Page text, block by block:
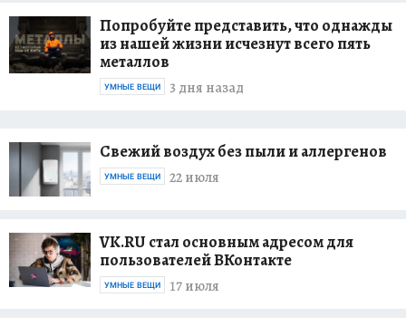
Попробуйте представить, что однажды
из нашей жизни исчезнут всего пять
металлов
3 дня назад
УМНЫЕ ВЕЩИ
Свежий воздух без пыли и аллергенов
22 июля
УМНЫЕ ВЕЩИ
VK.RU стал основным адресом для
пользователей ВКонтакте
17 июля
УМНЫЕ ВЕЩИ